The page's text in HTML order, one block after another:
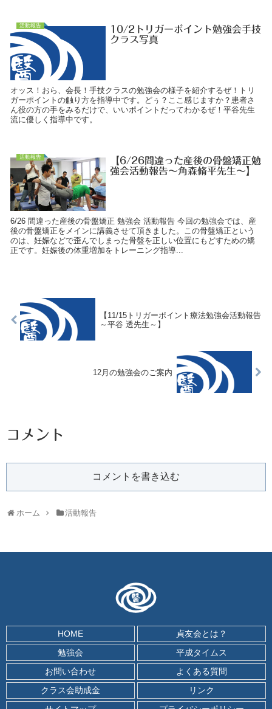
活動報告
10/2トリガーポイント勉強会手技
クラス写真
オッス！おら、会長！手技クラスの勉強会の様子を紹介するぜ！トリ
ガーポイントの触り方を指導中です。どぅ？ここ感じますか？患者さ
ん役の方の手をみるだけで、いいポイントだってわかるぜ！平谷先生
流に優しく指導中です。
活動報告
【6/26間違った産後の骨盤矯正勉
強会活動報告～角森脩平先生～】
6/26 間違った産後の骨盤矯正 勉強会 活動報告 今回の勉強会では、産
後の骨盤矯正をメインに講義させて頂きました。この骨盤矯正という
のは、妊娠などで歪んでしまった骨盤を正しい位置にもどすための矯
正です。妊娠後の体重増加をトレーニング指導...
【11/15トリガーポイント療法勉強会活動報告
～平谷 透先生～】
12月の勉強会のご案内
コメント
コメントを書き込む
ホーム 活動報告
HOME
貞友会とは？
勉強会
平成タイムス
お問い合わせ
よくある質問
クラス会助成金
リンク